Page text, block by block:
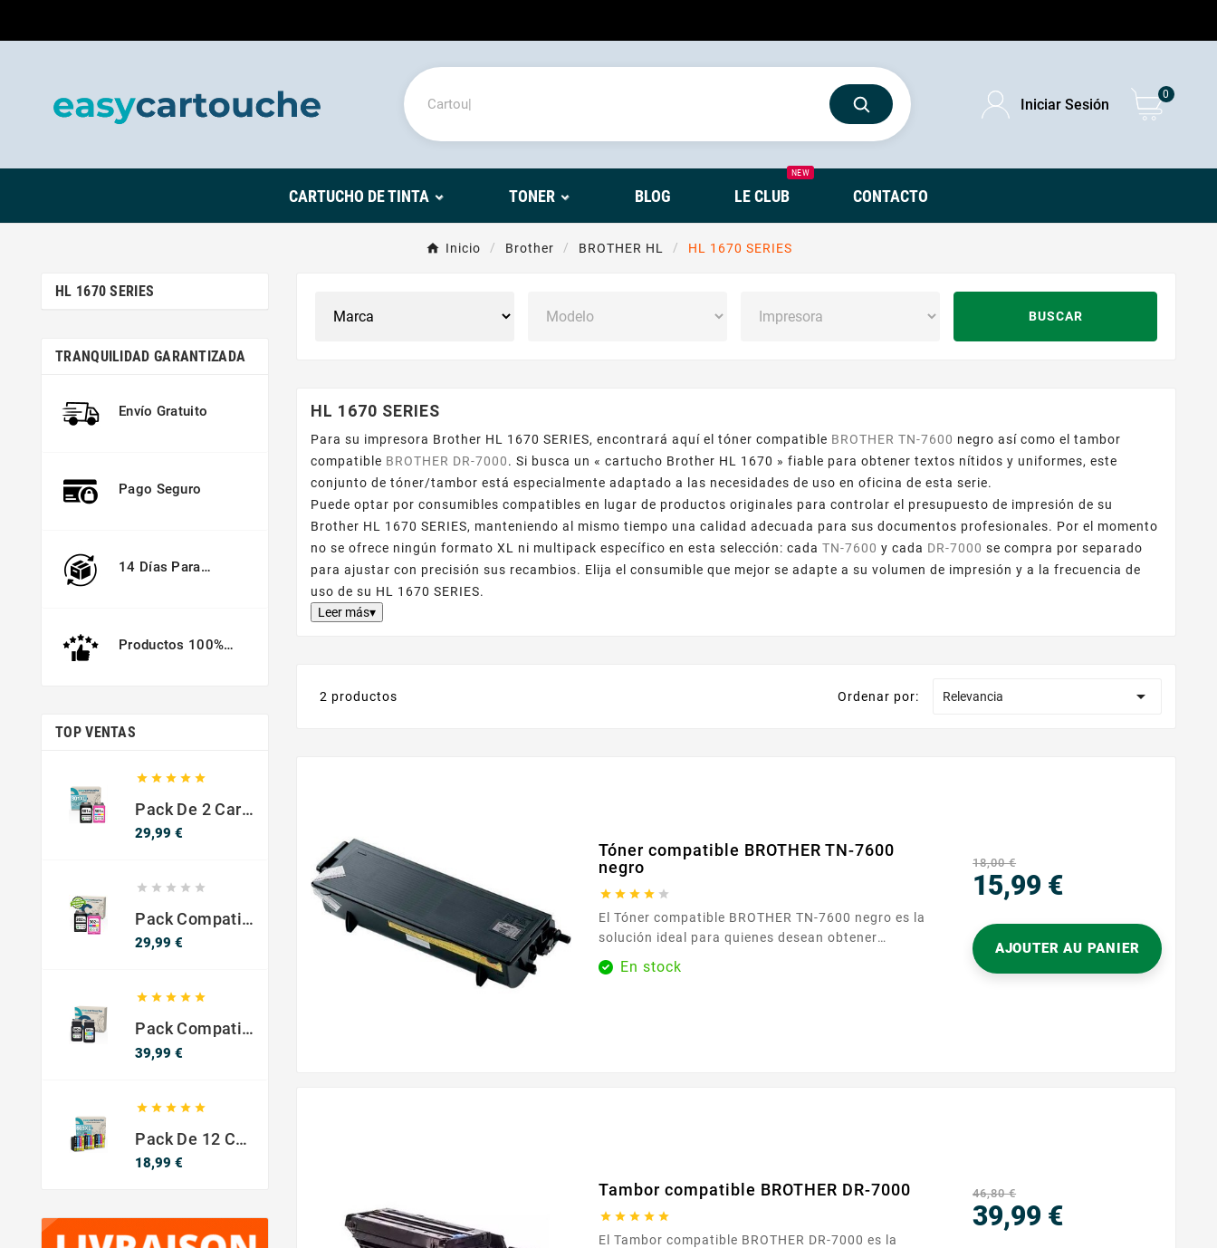
Iniciar Sesión
0
CARTUCHO DE TINTA TONER BLOG LE CLUB
NEW
CONTACTO
Inicio Brother BROTHER HL HL 1670 SERIES
HL 1670 SERIES
TRANQUILIDAD GARANTIZADA
Envío Gratuito
Pago Seguro
14 Días Para
Productos 100%
TOP VENTAS
    
Pack De 2 Cartuchos Compatibles Con HP 301 XL Negro Y Color
29,99 €
    
Pack Compatible Con HP 302 XL Negro Y Color - SIN NIVEL DE TINTA
29,99 €
    
Pack Compatible Canon PG-540 XL / CL-541 XL ? Negro Y Color ? Alta Capacidad
39,99 €
    
Pack De 12 Cartuchos Compatibles EPSON 603XL
18,99 €
BUSCAR
HL 1670 SERIES
Para su impresora Brother HL 1670 SERIES, encontrará aquí el tóner compatible BROTHER TN-7600 negro así como el tambor
compatible BROTHER DR-7000. Si busca un « cartucho Brother HL 1670 » fiable para obtener textos nítidos y uniformes, este
conjunto de tóner/tambor está especialmente adaptado a las necesidades de uso en oficina de esta serie.
Puede optar por consumibles compatibles en lugar de productos originales para controlar el presupuesto de impresión de su
Brother HL 1670 SERIES, manteniendo al mismo tiempo una calidad adecuada para sus documentos profesionales. Por el momento
no se ofrece ningún formato XL ni multipack específico en esta selección: cadaTN-7600 y cada DR-7000 se compra por separado
para ajustar con precisión sus recambios. Elija el consumible que mejor se adapte a su volumen de impresión y a la frecuencia de
uso de su HL 1670 SERIES.
Leer más▾
2 productos Ordenar por: Relevancia 
Tóner compatible BROTHER TN-7600
negro
    
El Tóner compatible BROTHER TN-7600 negro es la
solución ideal para quienes desean obtener
impresiones nítidas y uniformes manteniendo el
control de sus gastos. Diseñado para las
En stock
18,00 €
15,99 €
AJOUTER AU PANIER
Tambor compatible BROTHER DR-7000
    
El Tambor compatible BROTHER DR-7000 es la
46,80 €
39,99 €